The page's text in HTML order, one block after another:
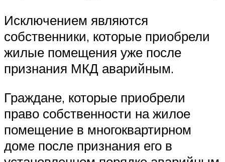
Исключением являются
собственники, которые приобрели
жилые помещения уже после
признания МКД аварийным.
Граждане, которые приобрели
право собственности на жилое
помещение в многоквартирном
доме после признания его в